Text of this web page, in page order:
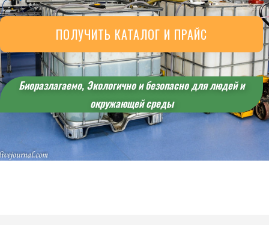
ПОЛУЧИТЬ КАТАЛОГ И ПРАЙС
Биоразлагаемо, Экологично и безопасно для людей и
окружающей среды